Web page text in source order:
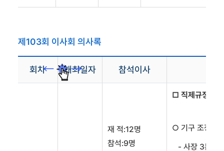
제103회 이사회 의사록
회차 개최일자 참석이사
재 적:12명
참석:9명
□ 직제규정 일
○ 기구 조정사
- 사장 3본부